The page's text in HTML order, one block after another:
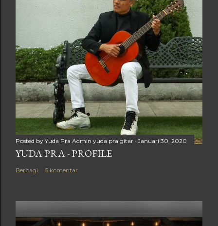
Posted by Yuda Pra Admin yuda pra gitar Januari 30, 2020
YUDA PRA - PROFILE
Berbagi 5 komentar